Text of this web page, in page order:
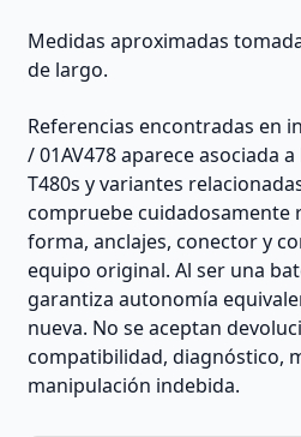
Medidas aproximadas
de largo.
Referencias encontradas en
/ 01AV478 aparece asociada
T480s y variantes
compruebe cuidadosamente
forma, anclajes, conector y
equipo original. Al ser una
garantiza autonomía
nueva. No se aceptan
compatibilidad, diagnóstico,
manipulación indebida.